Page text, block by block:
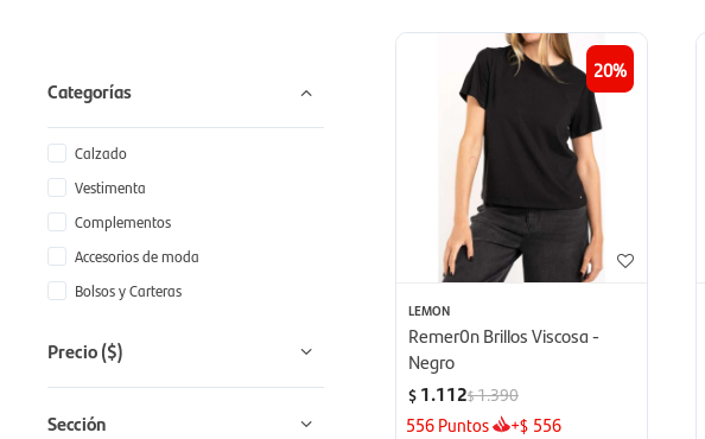
20
LEMON
Remer0n Brillos Viscosa -
Negro
$ 1.112$1.390
556Puntos +$ 556
Categorías
Calzado
Vestimenta
Complementos
Accesorios de moda
Bolsos y Carteras
Precio($)
Sección